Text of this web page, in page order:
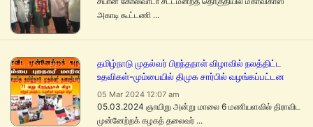
அகாடி கூட்டணி ...
தமிழ்நாடு முதல்வர் பிறந்தநாள் விழாவில் நலத்திட்ட
உதவிகள்-மும்பையில் திமுக சார்பில் வழங்கப்பட்டன
05 Mar 2024 12:07 am
05.03.2024 ஞாயிறு அன்று மாலை 6 மணியளவில் திராவிட
முன்னேற்றக் கழகத் தலைவர் ...